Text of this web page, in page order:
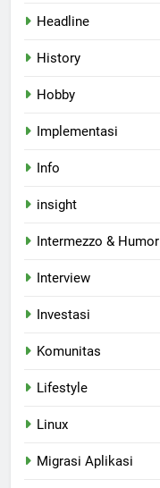
Headline
History
Hobby
Implementasi
Info
insight
Intermezzo & Humor
Interview
Investasi
Komunitas
Lifestyle
Linux
Migrasi Aplikasi